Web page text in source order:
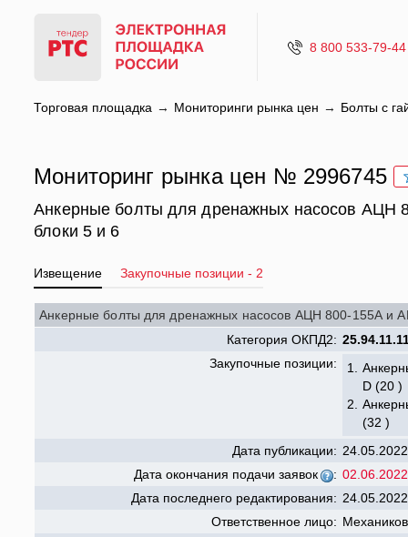
8 800 533-79-44
Торговая площадка Мониторинги рынка цен Болты с
Мониторинг рынка цен № 2996745
Анкерные болты для дренажных насосов
блоки 5 и 6
Извещение Закупочные позиции - 2
Анкерные болты для дренажных насосов АЦН 800-155А
Категория ОКПД2:
Закупочные позиции:
1.
D (20 )
2.
(32 )
Дата публикации:
Дата окончания подачи заявок
:
Дата последнего редактирования:
Ответственное лицо: